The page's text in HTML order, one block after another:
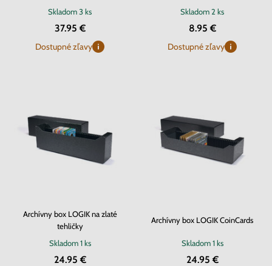
Skladom3 ks
37.95 €
Dostupné zľavy
Skladom2 ks
8.95 €
Dostupné zľavy
Archívny box LOGIK na zlaté
tehličky
Skladom1 ks
24.95 €
Archívny box LOGIK CoinCards
Skladom1 ks
24.95 €